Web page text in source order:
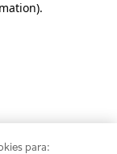
.
para: